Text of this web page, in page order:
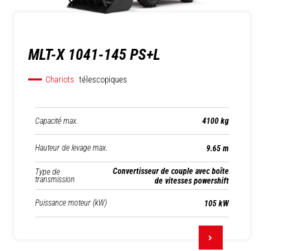
MLT-X 1041-145 PS+L
Chariots télescopiques
Capacité max. 4100 kg
Hauteur de levage max. 9.65 m
Type de
transmission
Convertisseur de couple avec boîte
de vitesses powershift
Puissance moteur (kW) 105 kW